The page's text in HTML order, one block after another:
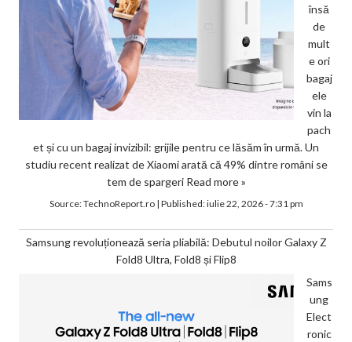
însă
de
mult
e ori
bagaj
ele
vin la
pach
et și cu un bagaj invizibil: grijile pentru ce lăsăm în urmă. Un
studiu recent realizat de Xiaomi arată că 49% dintre români se
tem de spargeri Read more »
Source:TechnoReport.ro| Published:iulie 22, 2026 - 7:31 pm
Samsung revoluționează seria pliabilă: Debutul noilor Galaxy Z
Fold8 Ultra, Fold8 și Flip8
Sams
ung
Elect
ronic